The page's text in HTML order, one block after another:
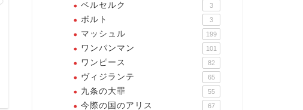
【ハンターハンター】容赦しな
【ハンターハンター】負け
た・・・完全に・・・
ベルセルク 3
ボルト 3
マッシュル 199
ワンパンマン 101
ワンピース 82
ヴィジランテ 65
九条の大罪 55
今際の国のアリス 67